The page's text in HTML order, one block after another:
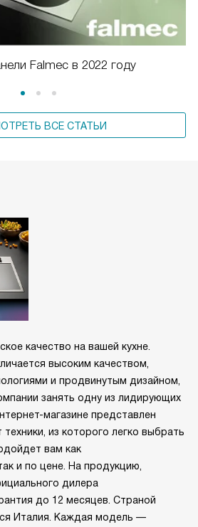
Falmec в 2022 году
ВСЕ СТАТЬИ
качество на вашей кухне.
высоким качеством,
и продвинутым дизайном,
занять одну из лидирующих
магазине представлен
из которого легко выбрать
вам как
и по цене. На продукцию,
дилера
до 12 месяцев. Страной
Италия. Каждая модель —